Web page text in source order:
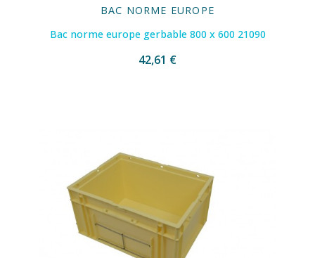
BAC NORME EUROPE
Bac norme europe gerbable 800 x 600 21090
42,61 €